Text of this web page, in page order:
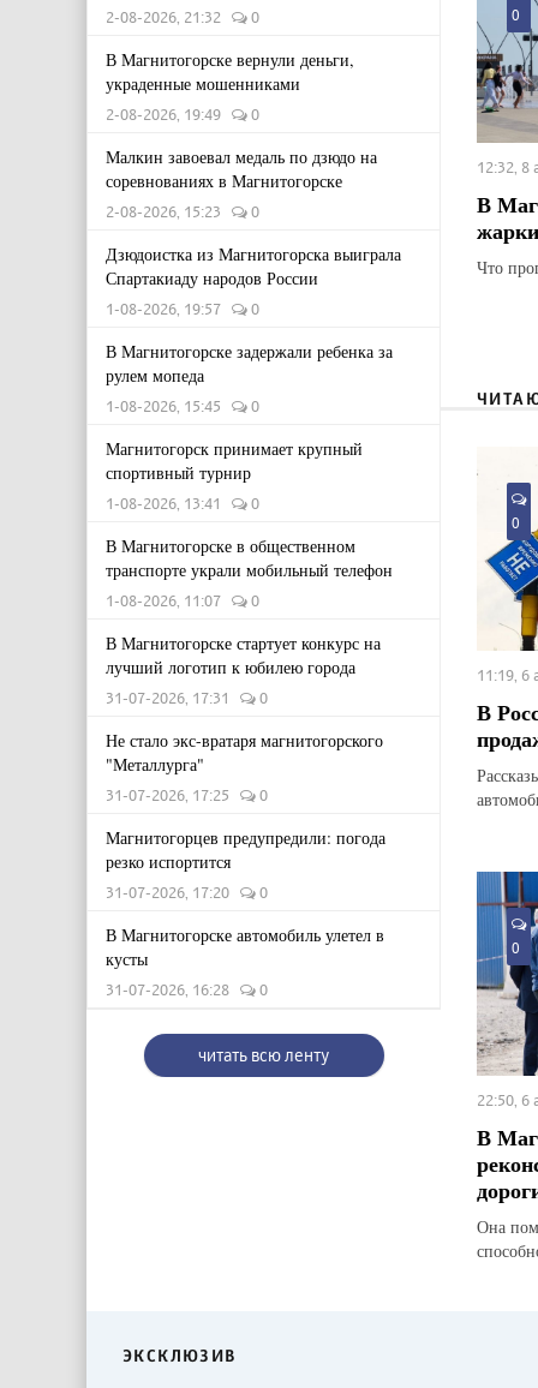
2-08-2026, 21:32 0
В Магнитогорске вернули деньги,
украденные мошенниками
2-08-2026, 19:49 0
Малкин завоевал медаль по дзюдо на
соревнованиях в Магнитогорске
2-08-2026, 15:23 0
Дзюдоистка из Магнитогорска выиграла
Спартакиаду народов России
1-08-2026, 19:57 0
В Магнитогорске задержали ребенка за
рулем мопеда
1-08-2026, 15:45 0
Магнитогорск принимает крупный
спортивный турнир
1-08-2026, 13:41 0
В Магнитогорске в общественном
транспорте украли мобильный телефон
1-08-2026, 11:07 0
В Магнитогорске стартует конкурс на
лучший логотип к юбилею города
31-07-2026, 17:31 0
Не стало экс-вратаря магнитогорского
"Металлурга"
31-07-2026, 17:25 0
Магнитогорцев предупредили: погода
резко испортится
31-07-2026, 17:20 0
В Магнитогорске автомобиль улетел в
кусты
31-07-2026, 16:28 0
читать всю ленту
0
12:32, 8
В
Что
0
11:19, 6
В
0
22:50, 6
В
Она
ЭКСКЛЮЗИВ